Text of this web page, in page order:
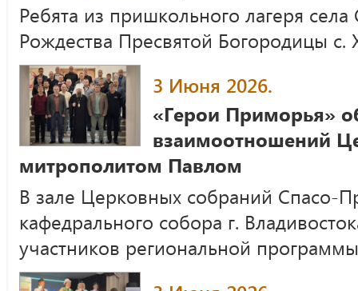
Ребята из пришкольного лагеря
Рождества Пресвятой Богородицы с.
3 Июня 2026.
«Герои Приморья»
взаимоотношений
митрополитом Павлом
В зале Церковных собраний Спасо-
кафедрального собора г.
участников региональной